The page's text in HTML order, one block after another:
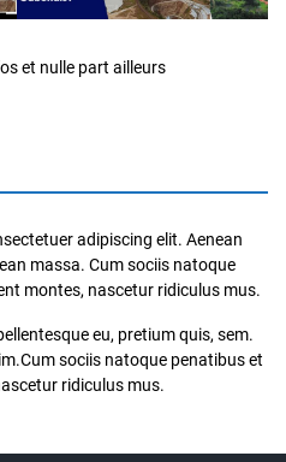
et nulle part ailleurs
adipiscing elit. Aenean
massa. Cum sociis natoque
montes, nascetur ridiculus mus.
eu, pretium quis, sem.
sociis natoque penatibus et
ridiculus mus.